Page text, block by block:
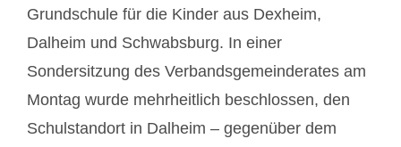
Grundschule für die Kinder aus Dexheim,
Dalheim und Schwabsburg. In einer
Sondersitzung des Verbandsgemeinderates am
Montag wurde mehrheitlich beschlossen, den
Schulstandort in Dalheim – gegenüber dem